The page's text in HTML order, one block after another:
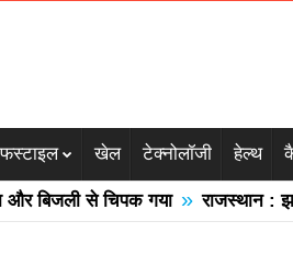
खेल टेक्नोलॉजी हेल्थ
से चिपक गया » राजस्थान : झालावाड़